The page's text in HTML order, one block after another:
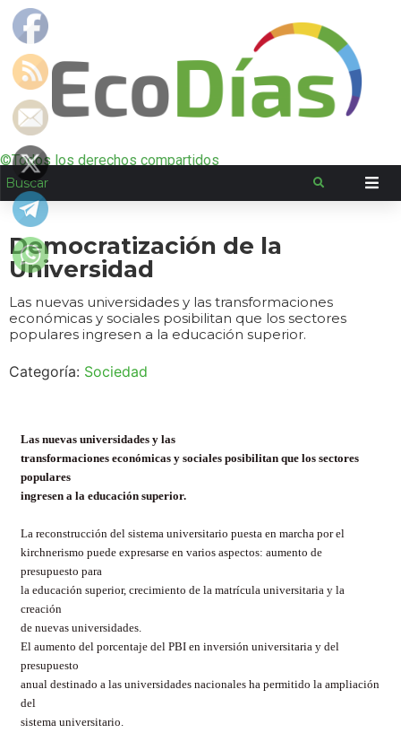
©Todos los derechos compartidos
Democratización de la
Universidad
Las nuevas universidades y las transformaciones
económicas y sociales posibilitan que los sectores
populares ingresen a la educación superior.
Categoría: Sociedad
Las nuevas universidades y las
transformaciones económicas y sociales posibilitan que los sectores
populares
ingresen a la educación superior.
La reconstrucción del sistema universitario puesta en marcha por el
kirchnerismo puede expresarse en varios aspectos: aumento de
presupuesto para
la educación superior, crecimiento de la matrícula universitaria y la
creación
de nuevas universidades.
El aumento del porcentaje del PBI en inversión universitaria y del
presupuesto
anual destinado a las universidades nacionales ha permitido la ampliación
del
sistema universitario.